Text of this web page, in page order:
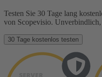
Testen Sie 30 Tage lang
von Scopevisio.
30 Tage kostenlos testen